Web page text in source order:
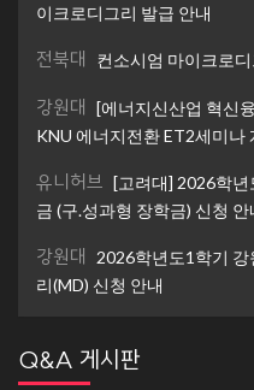
이크로디그리 발급 안내
전북대 컨소시엄 마이크로
강원대 [에너지신산업 혁신
KNU 에너지전환 ET2세미나
유니허브 [고려대] 2026학년
금 (구.성과형 장학금) 신청 안
강원대
2026학년도1학기
리(MD) 신청 안내
Q&A 게시판